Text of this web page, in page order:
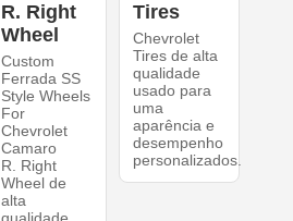
R. Right
Wheel
Custom
Ferrada SS
Style Wheels
For
Chevrolet
Camaro
R. Right
Wheel de
alta
Tires
Chevrolet
Tires de alta
qualidade
usado para
uma
aparência e
desempenho
personalizados.